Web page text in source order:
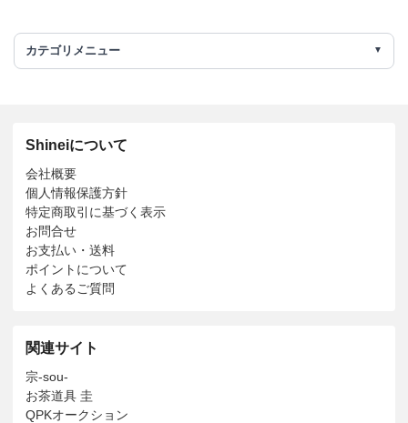
カテゴリメニュー
Shineiについて
会社概要
個人情報保護方針
特定商取引に基づく表示
お問合せ
お支払い・送料
ポイントについて
よくあるご質問
関連サイト
宗-sou-
お茶道具 圭
QPKオークション